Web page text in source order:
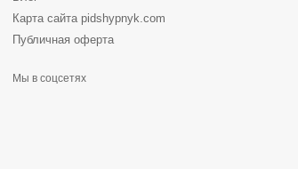
Карта сайта pidshypnyk.com
Публичная оферта
Мы в соцсетях